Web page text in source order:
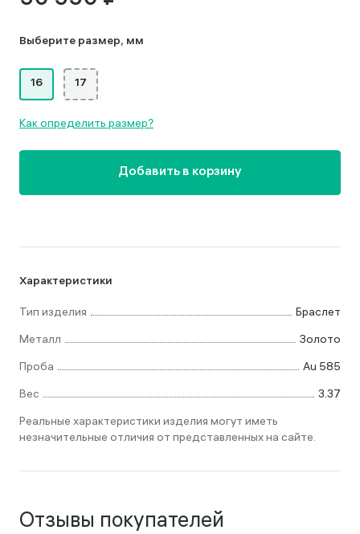
Характеристики
Тип изделия
Браслет
Металл
Золото
Проба
Au 585
Вес
3.37
Реальные характеристики изделия могут иметь
незначительные отличия от представленных на сайте.
Выберите размер, мм
16 17
Как определить размер?
Добавить в корзину
Отзывы покупателей